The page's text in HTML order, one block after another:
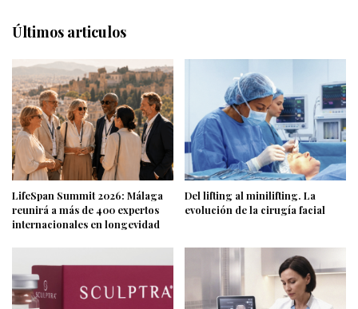
Últimos articulos
LifeSpan Summit 2026: Málaga
reunirá a más de 400 expertos
internacionales en longevidad
Del lifting al minilifting. La
evolución de la cirugía facial